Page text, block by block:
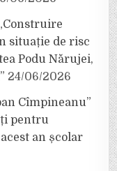
situație de risc
Podu Nărujei,
24/06/2026
Cîmpineanu”
pentru
an școlar